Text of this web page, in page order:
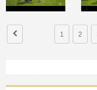
1 2